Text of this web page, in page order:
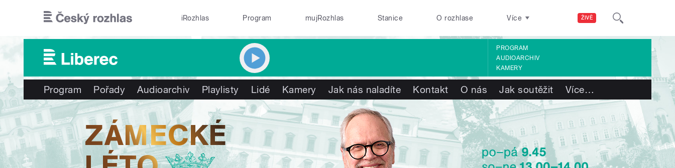
ŽIVĚ
iRozhlas Program mujRozhlas Stanice O rozhlase Více
PROGRAM
AUDIOARCHIV
KAMERY
Program Pořady Audioarchiv Playlisty Lidé Kamery Jak nás naladíte Kontakt O nás Jak soutěžit Více…